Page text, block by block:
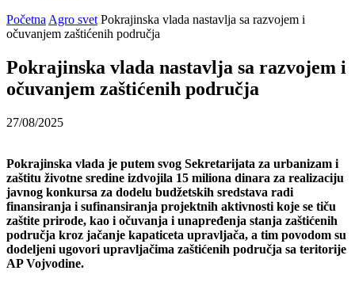
Početna Agro svet Pokrajinska vlada nastavlja sa razvojem i
očuvanjem zaštićenih područja
Pokrajinska vlada nastavlja sa razvojem i
očuvanjem zaštićenih područja
27/08/2025
Pokrajinska vlada je putem svog Sekretarijata za urbanizam i
zaštitu životne sredine izdvojila 15 miliona dinara za realizaciju
javnog konkursa za dodelu budžetskih sredstava radi
finansiranja i sufinansiranja projektnih aktivnosti koje se tiču
zaštite prirode, kao i očuvanja i unapređenja stanja zaštićenih
područja kroz jačanje kapaticeta upravljača, a tim povodom su
dodeljeni ugovori upravljačima zaštićenih područja sa teritorije
AP Vojvodine.